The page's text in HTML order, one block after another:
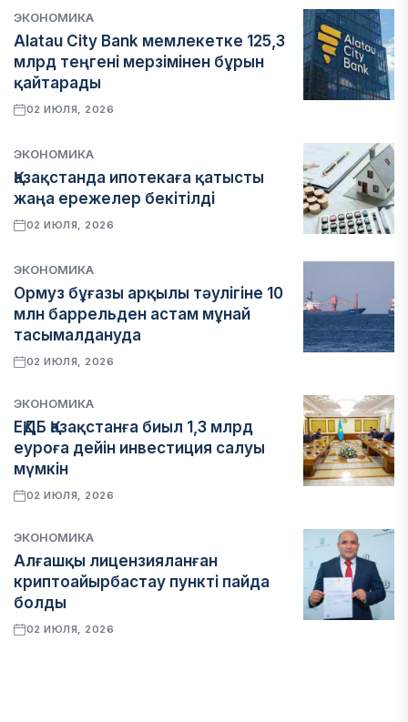
ЭКОНОМИКА
Alatau City Bank мемлекетке 125,3
млрд теңгені мерзімінен бұрын
қайтарады
02 ИЮЛЯ, 2026
ЭКОНОМИКА
Қазақстанда ипотекаға қатысты
жаңа ережелер бекітілді
02 ИЮЛЯ, 2026
ЭКОНОМИКА
Ормуз бұғазы арқылы тәулігіне 10
млн баррельден астам мұнай
тасымалдануда
02 ИЮЛЯ, 2026
ЭКОНОМИКА
ЕҚДБ Қазақстанға биыл 1,3 млрд
еуроға дейін инвестиция салуы
мүмкін
02 ИЮЛЯ, 2026
ЭКОНОМИКА
Алғашқы лицензияланған
криптоайырбастау пункті пайда
болды
02 ИЮЛЯ, 2026